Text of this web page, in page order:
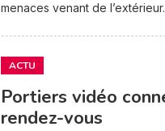
menaces venant de
ACTU
Portiers vidéo
rendez-vous